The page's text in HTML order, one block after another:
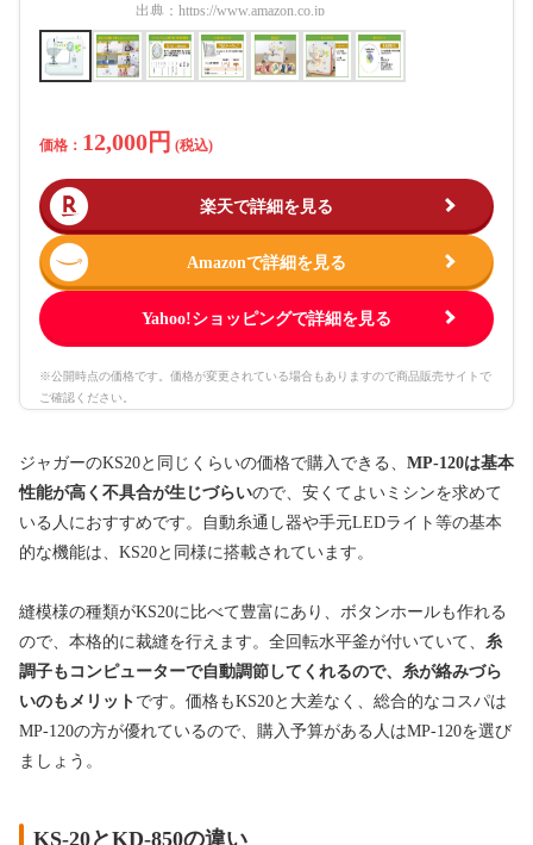
出典： https://www.amazon.co.jp
価格： 12,000円 (税込)
楽天で詳細を見る
Amazonで詳細を見る
Yahoo!ショッピングで詳細を見る
※公開時点の価格です。価格が変更されている場合もありますので商品販売サイトで
ご確認ください。
ジャガーのKS20と同じくらいの価格で購入できる、 MP-120は基本
性能が高く不具合が生じづらいので、安くてよいミシンを求めて
いる人におすすめです。自動糸通し器や手元LEDライト等の基本
的な機能は、KS20と同様に搭載されています。
縫模様の種類がKS20に比べて豊富にあり、ボタンホールも作れる
ので、本格的に裁縫を行えます。全回転水平釜が付いていて、 糸
調子もコンピューターで自動調節してくれるので、糸が絡みづら
いのもメリット です。価格もKS20と大差なく、総合的なコスパは
MP-120の方が優れているので、購入予算がある人はMP-120を選び
ましょう。
KS-20とKD-850の違い